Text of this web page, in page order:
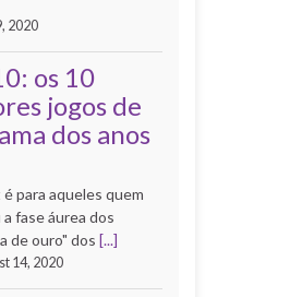
2020
os 10
jogos de
dos anos
para aqueles quem
fase áurea dos
de ouro" dos [...]
14, 2020